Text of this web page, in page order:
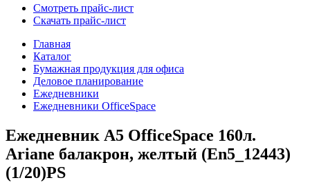
Смотреть прайс-лист
Скачать прайс-лист
Главная
Каталог
Бумажная продукция для офиса
Деловое планирование
Ежедневники
Ежедневники OfficeSpace
Ежедневник A5 OfficeSpace 160л.
Ariane балакрон, желтый (En5_12443)
(1/20)PS